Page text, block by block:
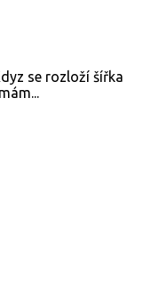
se rozloží šířka